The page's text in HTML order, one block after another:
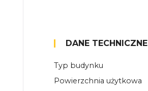
DANE TECHNICZNE
Typ budynku
Powierzchnia użytkowa